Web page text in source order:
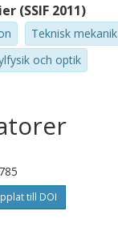
(SSIF 2011)
Teknisk mekanik
och optik
till DOI